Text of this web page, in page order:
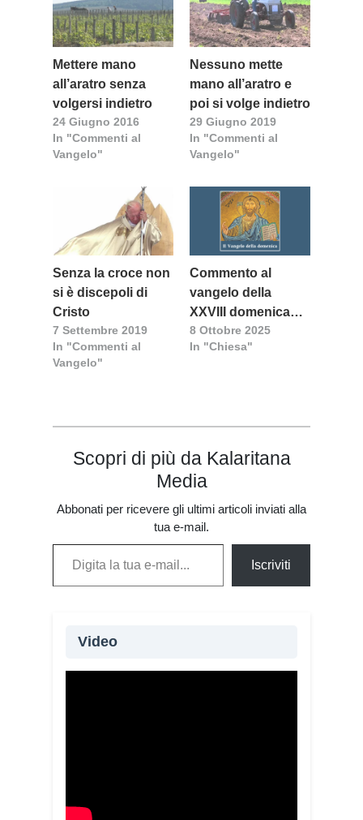
Mettere mano
all’aratro senza
volgersi indietro
24 Giugno 2016
In "Commenti al
Vangelo"
Nessuno mette
mano all’aratro e
poi si volge indietro
29 Giugno 2019
In "Commenti al
Vangelo"
Senza la croce non
si è discepoli di
Cristo
7 Settembre 2019
In "Commenti al
Vangelo"
Commento al
vangelo della
XXVIII domenica
del tempo ordinario
(anno C) a cura di
8 Ottobre 2025
In "Chiesa"
Scopri di più da Kalaritana
Media
Abbonati per ricevere gli ultimi articoli inviati alla
tua e-mail.
Digita la tua e-mail...
Iscriviti
Video